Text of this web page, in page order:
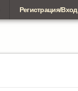
Регистрация/Вход